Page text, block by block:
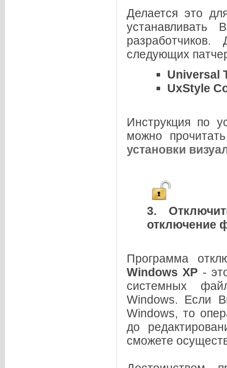
Делается это
следующих
Universal
UxStyle
Инструкция по
можно
установки
3.
отключение
Программа
Windows XP -
системных
Windows. Если
Windows, то
до
сможете